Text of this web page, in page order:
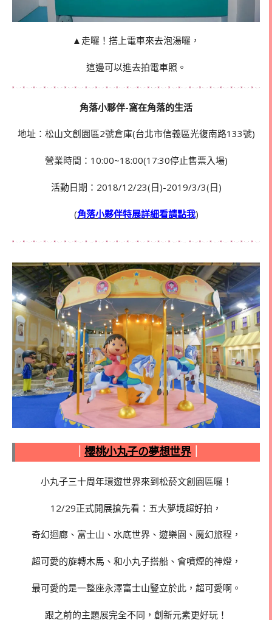
▲走囉！搭上電車來去泡湯囉，
這邊可以進去拍電車照。
角落小夥伴-窩在角落的生活
地址：松山文創園區2號倉庫(台北市信義區光復南路133號)
營業時間：10:00~18:00(17:30停止售票入場)
活動日期：2018/12/23(日)-2019/3/3(日)
(角落小夥伴特展詳細看請點我)
櫻桃小丸子の夢想世界｜
小丸子三十周年環遊世界來到松菸文創園區囉！
12/29正式開展搶先看：五大夢境超好拍，
奇幻迴廊、富士山、水底世界、遊樂園、魔幻旅程，
超可愛的旋轉木馬、和小丸子搭船、會噴煙的神燈，
最可愛的是一整座永澤富士山豎立於此，超可愛啊。
跟之前的主題展完全不同，創新元素更好玩！